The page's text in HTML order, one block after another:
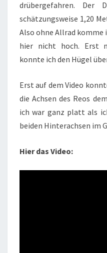
drübergefahren. Der
schätzungsweise 1,20
Also ohne Allrad
hier nicht hoch. Erst
konnte ich den Hügel
Erst auf dem Video
die Achsen des Reos
ich war ganz platt als
beiden Hinterachsen im
Hier das Video: